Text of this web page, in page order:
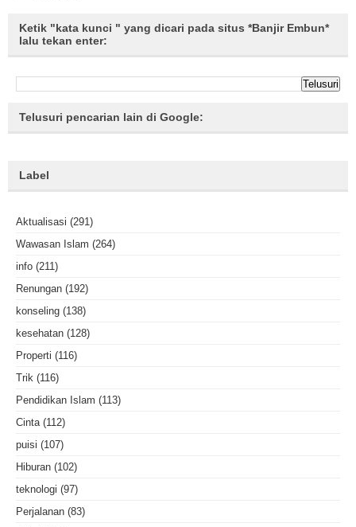
Ketik "kata kunci " yang dicari pada situs *Banjir Embun*
lalu tekan enter:
Telusuri pencarian lain di Google:
Label
Aktualisasi (291)
Wawasan Islam (264)
info (211)
Renungan (192)
konseling (138)
kesehatan (128)
Properti (116)
Trik (116)
Pendidikan Islam (113)
Cinta (112)
puisi (107)
Hiburan (102)
teknologi (97)
Perjalanan (83)